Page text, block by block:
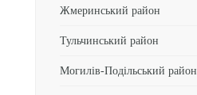
Жмеринський район
Тульчинський район
Могилів-Подільський район